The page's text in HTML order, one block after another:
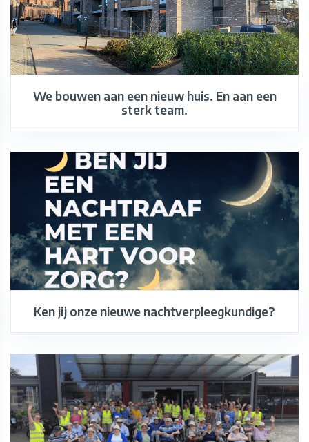
We bouwen aan een nieuw huis. En aan een
sterk team.
Ken jij onze nieuwe nachtverpleegkundige?